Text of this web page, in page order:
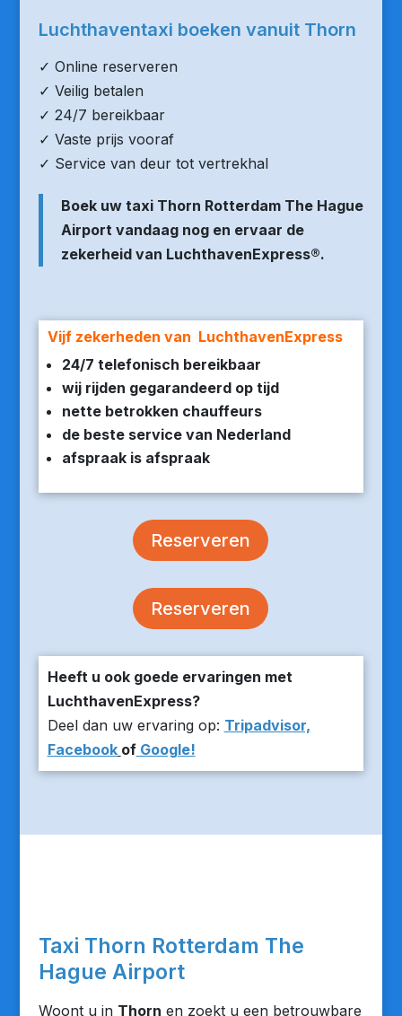
Luchthaventaxi boeken vanuit Thorn
✓ Online reserveren
✓ Veilig betalen
✓ 24/7 bereikbaar
✓ Vaste prijs vooraf
✓ Service van deur tot vertrekhal
Boek uw taxi Thorn Rotterdam The Hague
Airport vandaag nog en ervaar de
zekerheid van LuchthavenExpress®.
Vijf zekerheden van LuchthavenExpress
24/7 telefonisch bereikbaar
wij rijden gegarandeerd op tijd
nette betrokken chauffeurs
de beste service van Nederland
afspraak is afspraak
Reserveren
Reserveren
Heeft u ook goede ervaringen met
LuchthavenExpress?
Deel dan uw ervaring op: Tripadvisor,
Facebook ofGoogle!
Taxi Thorn Rotterdam The
Hague Airport
Woont u in Thorn en zoekt u een betrouwbare